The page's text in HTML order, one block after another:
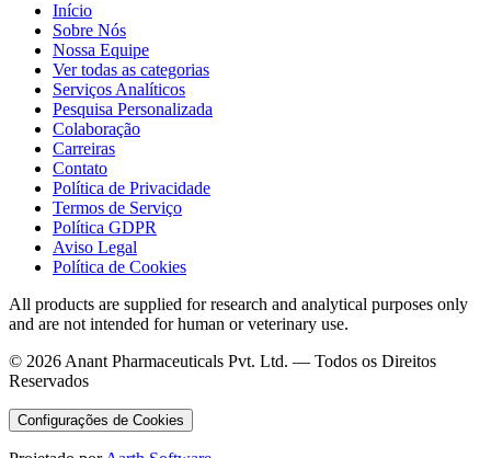
Início
Sobre Nós
Nossa Equipe
Ver todas as categorias
Serviços Analíticos
Pesquisa Personalizada
Colaboração
Carreiras
Contato
Política de Privacidade
Termos de Serviço
Política GDPR
Aviso Legal
Política de Cookies
All products are supplied for research and analytical purposes only
and are not intended for human or veterinary use.
© 2026 Anant Pharmaceuticals Pvt. Ltd. — Todos os Direitos
Reservados
Configurações de Cookies